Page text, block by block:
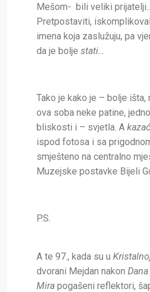
Mešom- bili veliki
Pretpostaviti,
imena koja zaslužuju, pa
da je bolje stati…
Tako je kako je – bolje išta,
ova soba neke patine,
bliskosti i – svjetla. A
ispod fotosa i sa
smješteno na centralno
Muzejske postavke Bijeli
P.S.
A te 97., kada su u
dvorani Mejdan nakon
Mira pogašeni reflektori,